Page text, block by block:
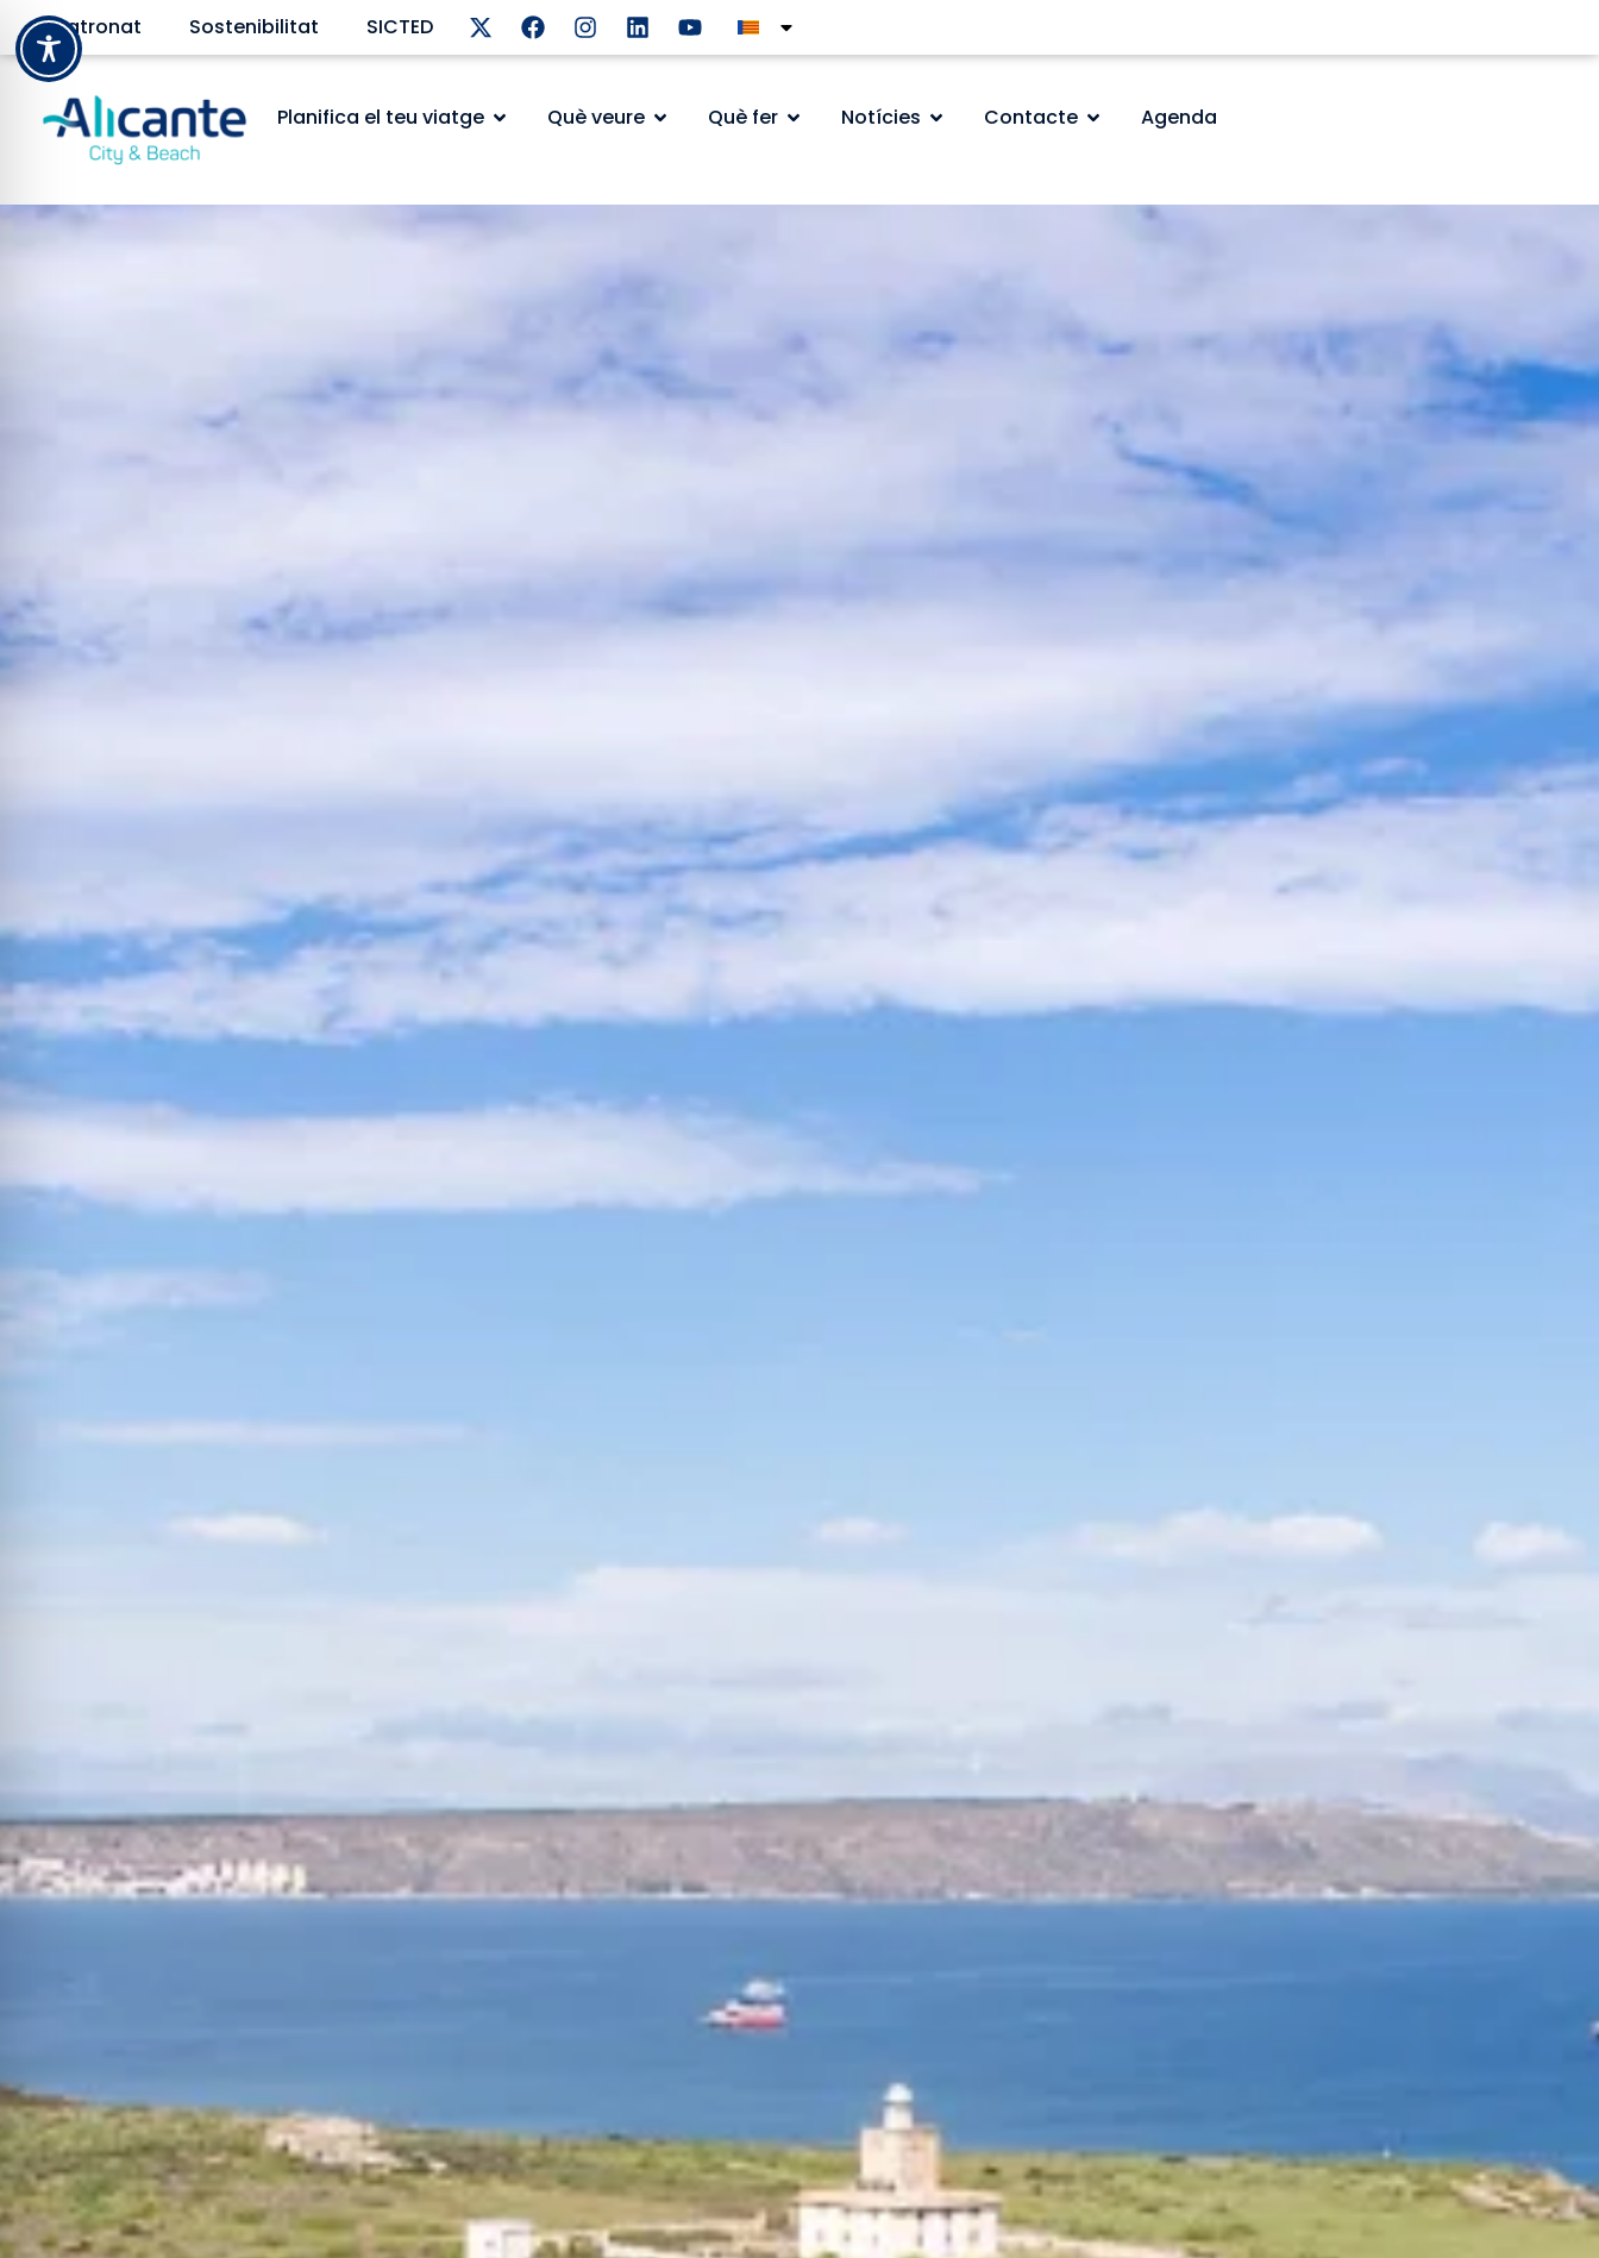
Patronat Sostenibilitat SICTED
Planifica el teu viatge Què veure Què fer Notícies Contacte Agenda